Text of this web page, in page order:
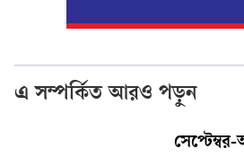
এ সম্পর্কিত আরও পড়ুন
সেপ্টেম্বর-